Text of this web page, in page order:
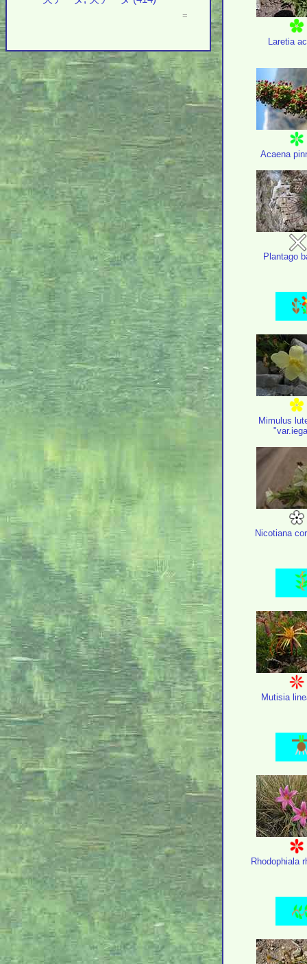
=
Laretia
Acaena
Plantago
Mimulus
Nicotiana
Mutisia
Rhodophiala